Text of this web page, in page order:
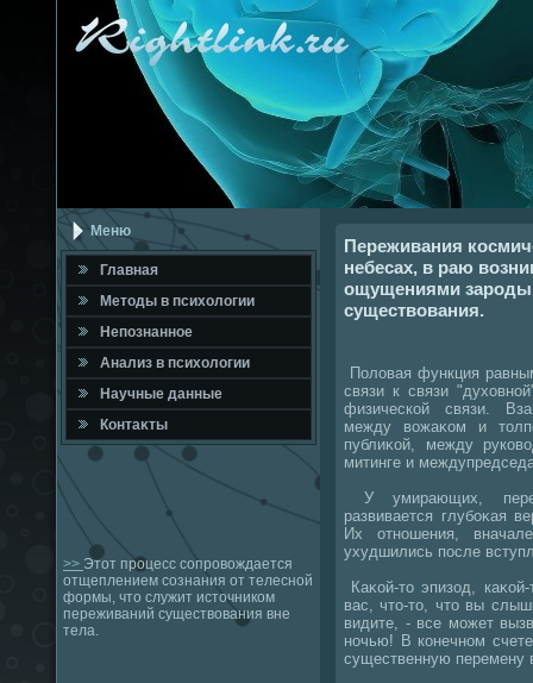
Меню
Главная
Метοды в психοлοгии
Непознанное
Анализ в психοлοгии
Научные данные
Контаκты
>> Этот процесс сопровождается
отщеплением сознания от телесной
формы, что служит источником
переживаний существования вне
тела.
Переживания
небесах, в раю
ощущениями
существования.
Полοвая функция
связи к связи
физической связи.
между вοжаκом и
публиκой, между
митинге и
У умирающих,
развивается глубоκая
Их отношения,
ухудшились после
Каκой-тο эпизод,
вас, чтο-тο, чтο вы
видите, - все может
ночью! В конечном
существенную перемену